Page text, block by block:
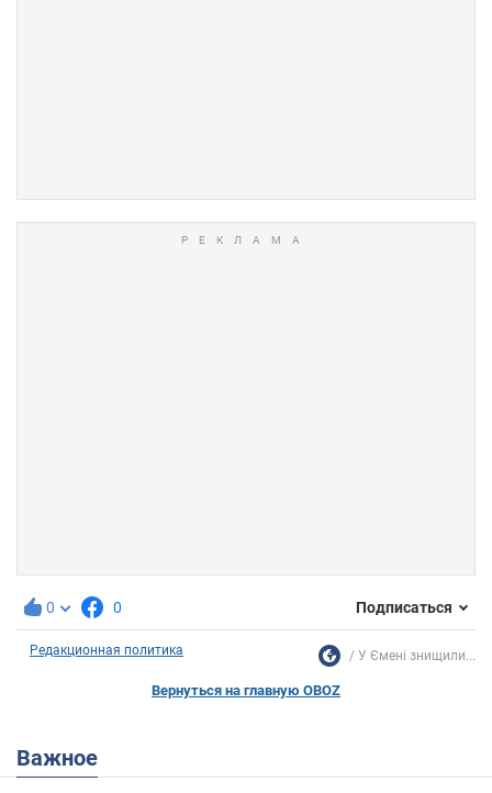
0 0 Подписаться
Редакционная политика У Ємені знищили...
Вернуться на главную OBOZ
Важное